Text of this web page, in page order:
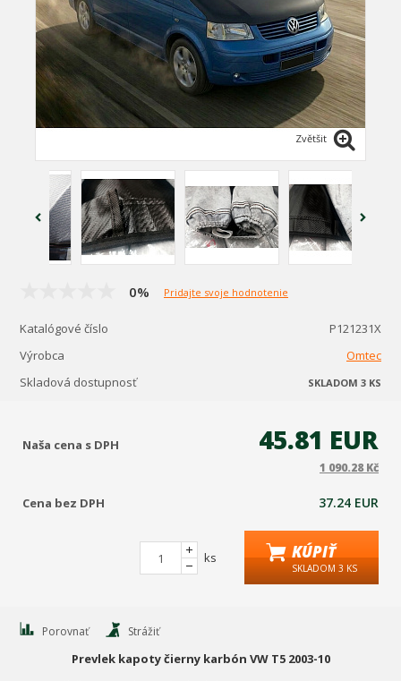
Zvětšit
0% Pridajte svoje hodnotenie
Katalógové číslo
P121231X
Výrobca
Omtec
Skladová dostupnosť
SKLADOM 3 KS
Naša cena s DPH 45.81 EUR
1 090.28 Kč
Cena bez DPH 37.24 EUR
ks KÚPIŤ
SKLADOM 3 KS
Porovnať Strážiť
Prevlek kapoty čierny karbón VW T5 2003-10